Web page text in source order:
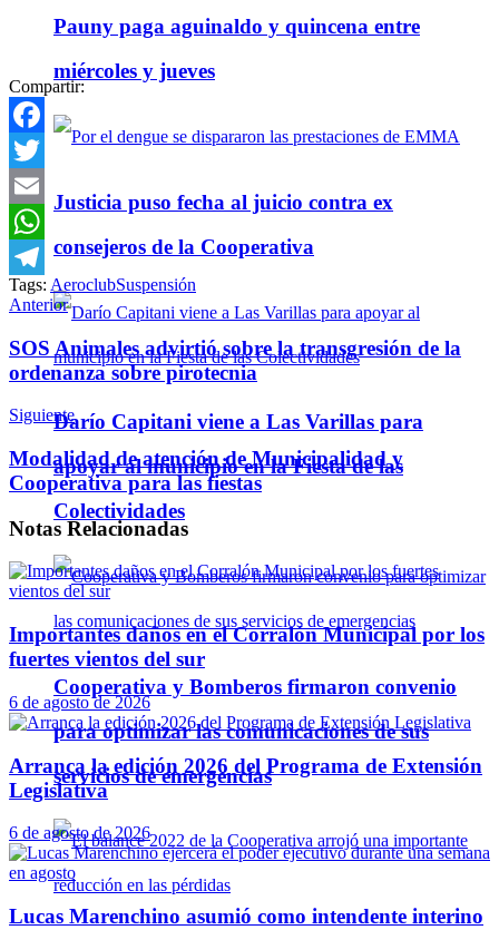
Pauny paga aguinaldo y quincena entre
miércoles y jueves
Justicia puso fecha al juicio contra ex
consejeros de la Cooperativa
Darío Capitani viene a Las Varillas para
apoyar al municipio en la Fiesta de las
Colectividades
Cooperativa y Bomberos firmaron convenio
para optimizar las comunicaciones de sus
servicios de emergencias
Compartir:
Facebook
Twitter
Email
WhatsApp
Telegram
Tags: AeroclubSuspensión
Anterior
SOS Animales advirtió sobre la transgresión de la
ordenanza sobre pirotecnia
Siguiente
Modalidad de atención de Municipalidad y
Cooperativa para las fiestas
NotasRelacionadas
Importantes daños en el Corralón Municipal por los
fuertes vientos del sur
6 de agosto de 2026
Arranca la edición 2026 del Programa de Extensión
Legislativa
6 de agosto de 2026
Lucas Marenchino asumió como intendente interino